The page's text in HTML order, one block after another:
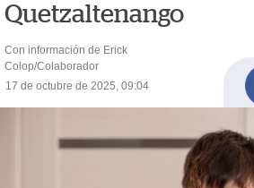
Quetzaltenango
Con información de Erick
Colop/Colaborador
17 de octubre de 2025, 09:04